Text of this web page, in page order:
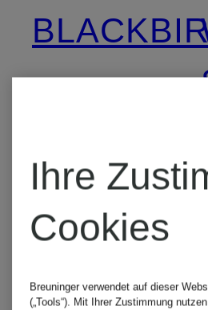
Blousons
Ihre
Cookies
Breuninger verwendet auf dieser
(„Tools“). Mit Ihrer Zustimmung